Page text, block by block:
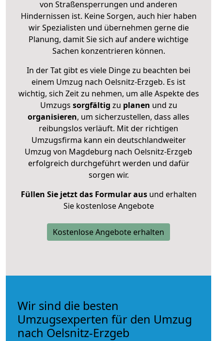
von Straßensperrungen und anderen
Hindernissen ist. Keine Sorgen, auch hier haben
wir Spezialisten und übernehmen gerne die
Planung, damit Sie sich auf andere wichtige
Sachen konzentrieren können.
In der Tat gibt es viele Dinge zu beachten bei
einem Umzug nach Oelsnitz-Erzgeb. Es ist
wichtig, sich Zeit zu nehmen, um alle Aspekte des
Umzugs sorgfältig zu planen und zu
organisieren, um sicherzustellen, dass alles
reibungslos verläuft. Mit der richtigen
Umzugsfirma kann ein deutschlandweiter
Umzug von Magdeburg nach Oelsnitz-Erzgeb
erfolgreich durchgeführt werden und dafür
sorgen wir.
Füllen Sie jetzt das Formular ausund erhalten
Sie kostenlose Angebote
Kostenlose Angebote erhalten
Wir sind die besten
Umzugsexperten für den Umzug
nach Oelsnitz-Erzgeb